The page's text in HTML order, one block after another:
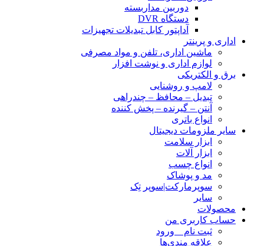
دوربین مداربسته
دستگاه DVR
آداپتور کابل تبدیلات تجهیزات
اداری و پرینتر
ماشین اداری، تلفن و مواد مصرفی
لوازم اداری و نوشت افزار
برق و الکتریکی
لامپ و روشنایی
تبدیل – محافظ – چندراهی
آنتن – گیرنده – پخش کننده
انواع باتری
سایر ملزومات دیجیتال
ابزار سلامت
ابزار آلات
انواع چسب
مد و پوشاک
سوپرمارکت|سوپر تِک
سایر
محصولات
حساب کاربری من
ثبت نام _ ورود
علاقه مندی‌ها